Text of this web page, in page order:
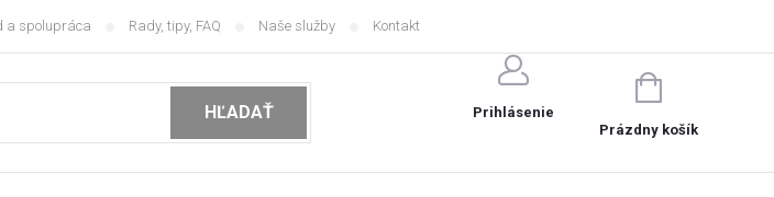
a spolupráca Rady, tipy, FAQ Naše služby Kontakt
HĽADAŤ Prihlásenie
NÁKUPNÝ
KOŠÍK
Prázdny košík